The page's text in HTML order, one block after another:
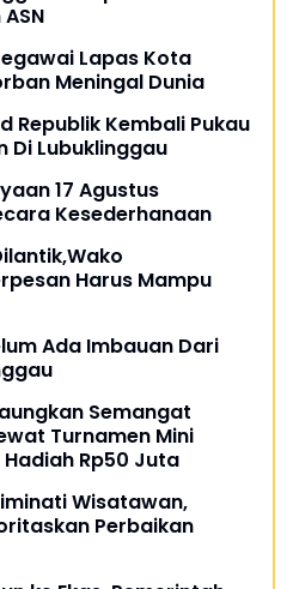
Lapas Kota
Meningal Dunia
Republik Kembali Pukau
Di Lubuklinggau
17 Agustus
Kesederhanaan
Harus Mampu
Ada Imbauan Dari
Semangat
Turnamen Mini
Rp50 Juta
Wisatawan,
Perbaikan